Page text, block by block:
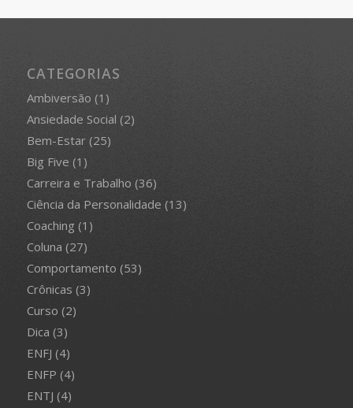
CATEGORIAS
Ambiversão (1)
Ansiedade Social (2)
Bem-Estar(25)
Big Five (1)
Carreira e Trabalho (36)
Ciência da Personalidade (13)
Coaching (1)
Coluna (27)
Comportamento (53)
Crônicas (3)
Curso (2)
Dica (3)
ENFJ (4)
ENFP (4)
ENTJ (4)